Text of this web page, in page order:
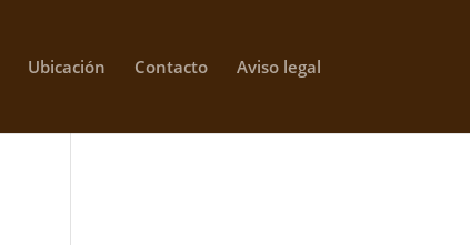
Ubicación Contacto Aviso legal